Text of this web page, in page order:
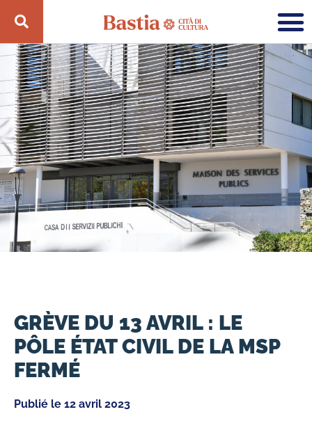
GRÈVE DU 13 AVRIL : LE
PÔLE ÉTAT CIVIL DE LA MSP
FERMÉ
Publié le 12 avril 2023